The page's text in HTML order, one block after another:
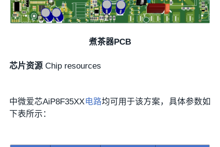
煮茶器PCB
芯片资源Chip resources
中微爱芯AiP8F35XX电路均可用于该方案，具体参数如
下表所示：